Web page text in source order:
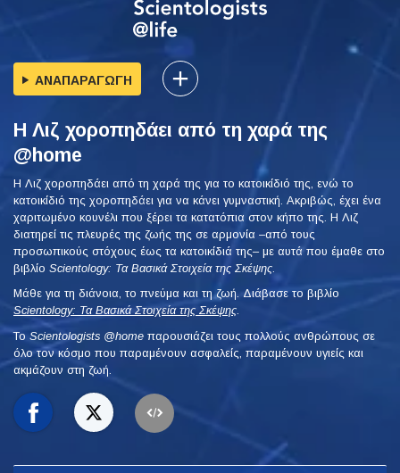
ΑΝΑΠΑΡΑΓΩΓΗ
Η Λιζ χοροπηδάει από τη χαρά της
@home
Η Λιζ χοροπηδάει από τη χαρά της για το κατοικίδιό της, ενώ το
κατοικίδιό της χοροπηδάει για να κάνει γυμναστική. Ακριβώς, έχει ένα
χαριτωμένο κουνέλι που ξέρει τα κατατόπια στον κήπο της. Η Λιζ
διατηρεί τις πλευρές της ζωής της σε αρμονία –από τους
προσωπικούς στόχους έως τα κατοικίδιά της– με αυτά που έμαθε στο
βιβλίο Scientology: Τα Βασικά Στοιχεία της Σκέψης
Μάθε για τη διάνοια, το πνεύμα και τη ζωή. Διάβασε το βιβλίο
Scientology: Τα Βασικά Στοιχεία της Σκέψης.
To Scientologists @home παρουσιάζει τους πολλούς ανθρώπους σε
όλο τον κόσμο που παραμένουν ασφαλείς, παραμένουν υγιείς και
ακμάζουν στη ζωή.